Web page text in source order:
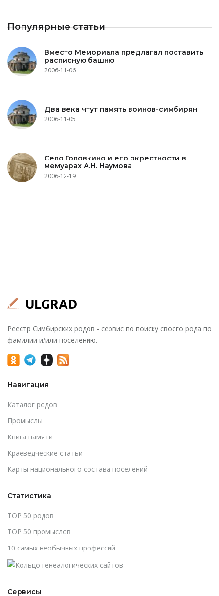
Популярные статьи
Вместо Мемориала предлагал поставить
расписную башню
2006-11-06
Два века чтут память воинов-симбирян
2006-11-05
Село Головкино и его окрестности в
мемуарах А.Н. Наумова
2006-12-19
Реестр Симбирских родов - сервис по поиску своего рода по
фамилии и/или поселению.
Навигация
Каталог родов
Промыслы
Книга памяти
Краеведческие статьи
Карты национального состава поселений
Статистика
TOP 50 родов
TOP 50 промыслов
10 самых необычных профессий
Сервисы